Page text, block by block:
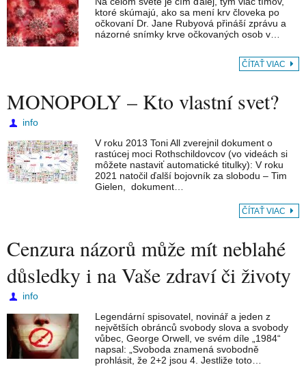
ktoré skúmajú, ako sa mení krv človeka po
očkovaní Dr. Jane Rubyová přináší zprávu a
názorné snímky krve očkovaných osob v…
ČÍTAŤ VIAC
MONOPOLY – Kto vlastní svet?
info
V roku 2013 Toni All zverejnil dokument o
rastúcej moci Rothschildovcov (vo videách si
môžete nastaviť automatické titulky): V roku
2021 natočil ďalší bojovník za slobodu – Tim
Gielen, dokument…
ČÍTAŤ VIAC
Cenzura názorů může mít neblahé
důsledky i na Vaše zdraví či životy
info
Legendární spisovatel, novinář a jeden z
největších obránců svobody slova a svobody
vůbec, George Orwell, ve svém díle „1984“
napsal: „Svoboda znamená svobodně
prohlásit, že 2+2 jsou 4. Jestliže toto…